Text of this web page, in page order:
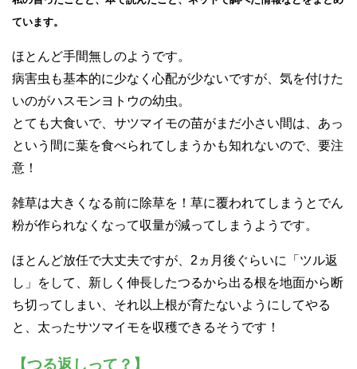
ています。
ほとんど手間無しのようです。
病害虫も基本的に少なく心配が少ないですが、気を付けた
いのがハスモンヨトウの幼虫。
とても大食いで、サツマイモの苗がまだ小さい間は、あっ
という間に葉を食べられてしまうかも知れないので、要注
意！
雑草は大きくなる前に除草を！草に覆われてしまうとでん
粉が作られなくなって収量が減ってしまうようです。
ほとんど放任で大丈夫ですが、2ヵ月後ぐらいに「ツル返
し」をして、新しく伸長したつるから出る根を地面から断
ち切ってしまい、それ以上根が育たないようにしてやる
と、太ったサツマイモを収穫できるそうです！
【つる返しって？】